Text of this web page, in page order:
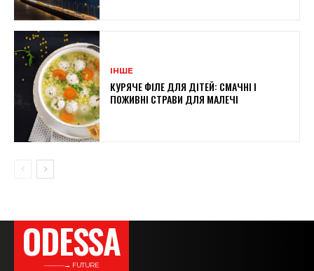
ІНШЕ
КУРЯЧЕ ФІЛЕ ДЛЯ ДІТЕЙ: СМАЧНІ І
ПОЖИВНІ СТРАВИ ДЛЯ МАЛЕЧІ
ODESSA
———→ FUTURE